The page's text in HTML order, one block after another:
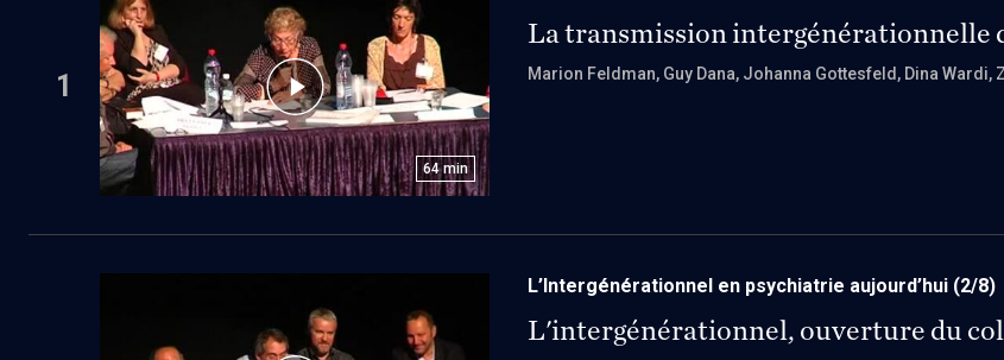
1
64 min
La transmission intergénérationnelle
Marion Feldman, Guy Dana, Johanna Gottesfeld , Dina Wardi,
L’Intergénérationnel en psychiatrie aujourd’hui (2/8)
L'intergénérationnel, ouverture du